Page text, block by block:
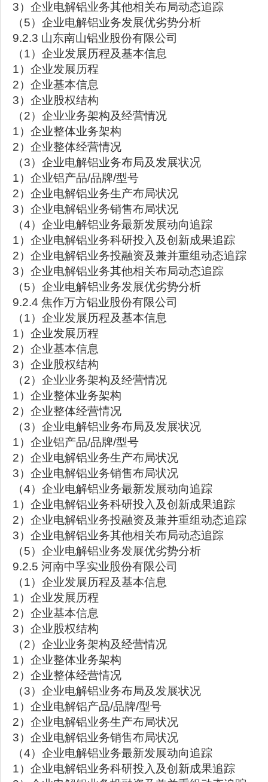
3）企业电解铝业务其他相关布局动态追踪
（5）企业电解铝业务发展优劣势分析
9.2.3 山东南山铝业股份有限公司
（1）企业发展历程及基本信息
1）企业发展历程
2）企业基本信息
3）企业股权结构
（2）企业业务架构及经营情况
1）企业整体业务架构
2）企业整体经营情况
（3）企业电解铝业务布局及发展状况
1）企业铝产品/品牌/型号
2）企业电解铝业务生产布局状况
3）企业电解铝业务销售布局状况
（4）企业电解铝业务最新发展动向追踪
1）企业电解铝业务科研投入及创新成果追踪
2）企业电解铝业务投融资及兼并重组动态追踪
3）企业电解铝业务其他相关布局动态追踪
（5）企业电解铝业务发展优劣势分析
9.2.4 焦作万方铝业股份有限公司
（1）企业发展历程及基本信息
1）企业发展历程
2）企业基本信息
3）企业股权结构
（2）企业业务架构及经营情况
1）企业整体业务架构
2）企业整体经营情况
（3）企业电解铝业务布局及发展状况
1）企业铝产品/品牌/型号
2）企业电解铝业务生产布局状况
3）企业电解铝业务销售布局状况
（4）企业电解铝业务最新发展动向追踪
1）企业电解铝业务科研投入及创新成果追踪
2）企业电解铝业务投融资及兼并重组动态追踪
3）企业电解铝业务其他相关布局动态追踪
（5）企业电解铝业务发展优劣势分析
9.2.5 河南中孚实业股份有限公司
（1）企业发展历程及基本信息
1）企业发展历程
2）企业基本信息
3）企业股权结构
（2）企业业务架构及经营情况
1）企业整体业务架构
2）企业整体经营情况
（3）企业电解铝业务布局及发展状况
1）企业电解铝产品/品牌/型号
2）企业电解铝业务生产布局状况
3）企业电解铝业务销售布局状况
（4）企业电解铝业务最新发展动向追踪
1）企业电解铝业务科研投入及创新成果追踪